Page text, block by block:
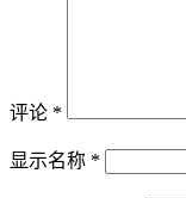
评论 *
显示名称 *